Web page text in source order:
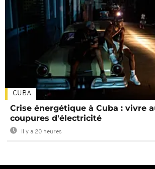
CUBA
Crise énergétique à Cuba : vivre
coupures d'électricité
Il y a 20 heures